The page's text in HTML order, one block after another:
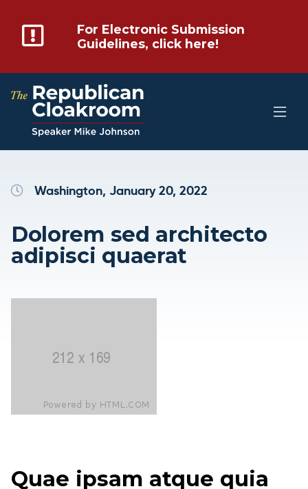
For Electronic Submission
Guidelines, click here!
Washington, January 20, 2022
Dolorem sed architecto
adipisci quaerat
Quae ipsam atque quia